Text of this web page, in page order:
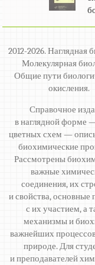
2012-2026. Наглядная
Молекулярная
Общие пути
окисления.
Справочное
в наглядной форме
цветных схем —
биохимические
Рассмотрены
важные
соединения, их
и свойства, основные
с их участием, а
механизмы и
важнейших
природе. Для
и преподавателей